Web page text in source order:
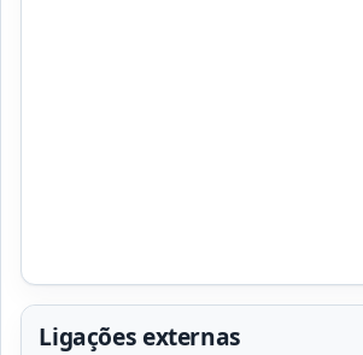
Ligações externas